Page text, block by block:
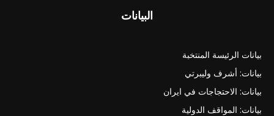
البيانات
بيانات الرئيسة المنتخبة
بيانات: أشرف وليبرتي
بيانات: الاحتجاجات في ايران
بيانات: المواقف الدولية